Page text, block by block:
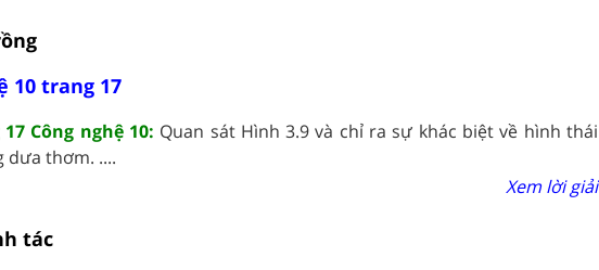
10 trang 17
Công nghệ 10: Quan sát Hình 3.9 và chỉ ra sự khác biệt về hình thái
dưa thơm. ....
Xem lời giải
tác